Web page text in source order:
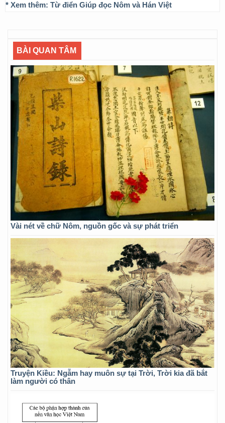
* Xem thêm: Từ điển Giúp đọc Nôm và Hán Việt
BÀI QUAN TÂM
Vài nét về chữ Nôm, nguồn gốc và sự phát triển
Truyện Kiều: Ngẫm hay muôn sự tại Trời, Trời kia đã bắt
làm người có thân